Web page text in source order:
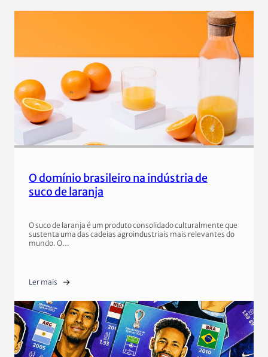
O domínio brasileiro na indústria de
suco de laranja
O suco de laranja é um produto consolidado culturalmente que
sustenta uma das cadeias agroindustriais mais relevantes do
mundo. O…
Ler mais